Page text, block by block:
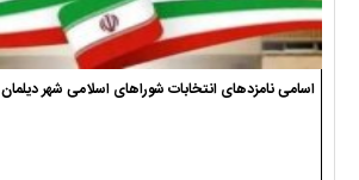
اسامی نامزدهای انتخابات شوراهای اسلامی شهر دیلمان